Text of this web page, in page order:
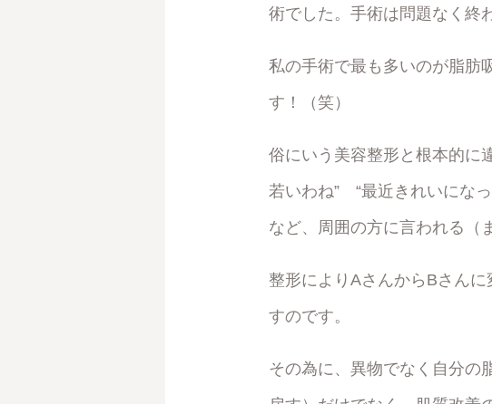
術でした。手術は問題なく終
私の手術で最も多いのが脂肪
す！（笑）
俗にいう美容整形と根本的
若いわね” “最近きれいにな
など、周囲の方に言われる（
整形によりAさんからBさん
すのです。
その為に、異物でなく自分の